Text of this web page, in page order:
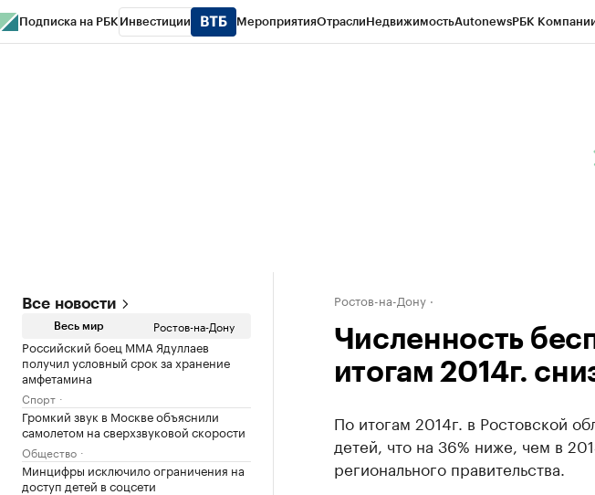
Подписка на РБК Инвестиции МероприятияОтраслиНедвижимостьAutonewsРБК
Все новости
Весь мир Ростов-на-Дону
Российский боец ММА Ядуллаев
получил условный срок за хранение
амфетамина
Спорт
Громкий звук в Москве объяснили
самолетом на сверхзвуковой скорости
Общество
Минцифры исключило ограничения на
доступ детей в соцсети
Ростов-на-Дону
Численность
итогам 2014г.
По итогам 2014г. в Ростовской
детей, что на 36% ниже, чем в
регионального правительства.